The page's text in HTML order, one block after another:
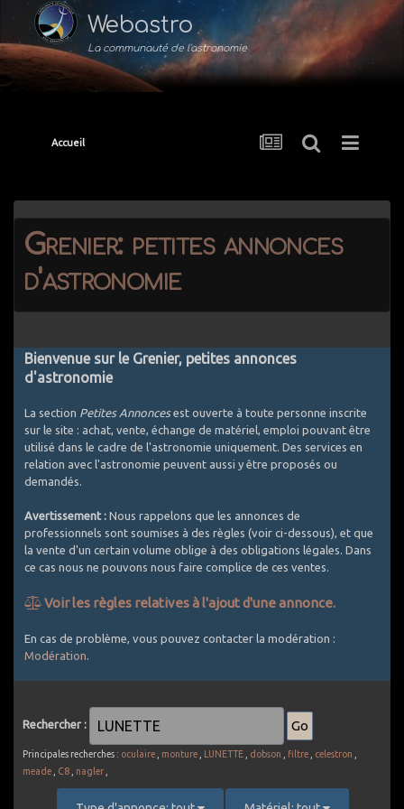
Webastro
La communauté de l'astronomie
Accueil
Grenier: petites annonces
d'astronomie
Bienvenue sur le Grenier, petites annonces
d'astronomie
La section Petites Annoncesest ouverte à toute personne inscrite
sur le site : achat, vente, échange de matériel, emploi pouvant être
utilisé dans le cadre de l'astronomie uniquement. Des services en
relation avec l'astronomie peuvent aussi y être proposés ou
demandés.
Avertissement : Nous rappelons que les annonces de
professionnels sont soumises à des règles (voir ci-dessous), et que
la vente d'un certain volume oblige à des obligations légales. Dans
ce cas nous ne pouvons nous faire complice de ces ventes.
Voir les règles relatives à l'ajout d'une annonce.
Comment bien utiliser les Petites Annonces ?
possible l'objet de l'annonce
le matériel photographique si spécifique astro (APN défiltrés,
filtres, intervallometre, objectifs avec bague raccord pour CCD
... ou packs comprenant au moins une composante témoignant
d'un usage astro). Le matériel photo généraliste est exclu (APN
batteries, sacs de transport, ...). Une petite exception pour les
En cas de problème, vous pouvez contacter la modération :
Modération.
Rechercher :
Principales recherches : oculaire monture LUNETTE dobson filtre celestron
meade
C8 nagler